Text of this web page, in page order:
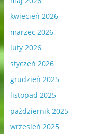
kwiecień 2026
marzec 2026
luty 2026
styczeń 2026
grudzień 2025
listopad 2025
październik 2025
wrzesień 2025